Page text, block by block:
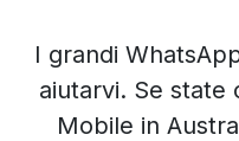
I grandi
aiutarvi. Se state
Mobile in